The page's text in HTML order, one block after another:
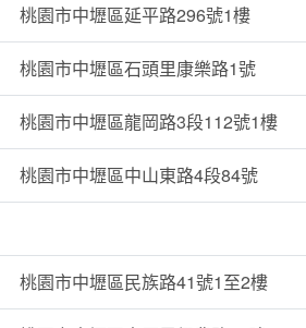
桃園市中壢區延平路296號1樓
桃園市中壢區石頭里康樂路1號
桃園市中壢區龍岡路3段112號1樓
桃園市中壢區中山東路4段84號
桃園市中壢區民族路41號1至2樓